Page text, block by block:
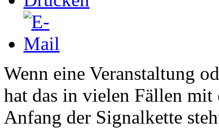
Wenn eine Veranstaltung
hat das in vielen Fällen
Anfang der Signalkette